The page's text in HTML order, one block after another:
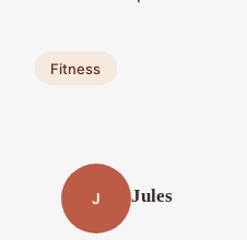
Fitness
J Jules